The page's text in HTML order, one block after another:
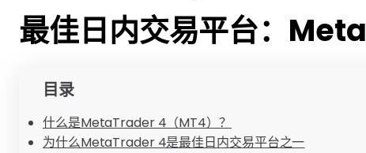
最佳日内交易平台：
目录
什么是MetaTrader 4（MT4）？
为什么MetaTrader 4是最佳日内交易平台之一